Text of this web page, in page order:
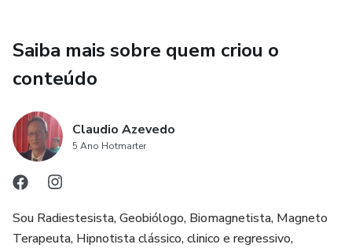
Saiba mais sobre quem criou o
conteúdo
Claudio Azevedo
5 Ano Hotmarter
Sou Radiestesista, Geobiólogo, Biomagnetista, Magneto
Terapeuta, Hipnotista clássico, clinico e regressivo,